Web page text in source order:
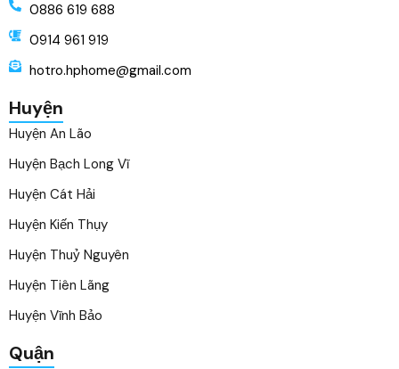
0886 619 688
0914 961 919
hotro.hphome@gmail.com
Huyện
Huyện An Lão
Huyện Bạch Long Vĩ
Huyện Cát Hải
Huyện Kiến Thụy
Huyện Thuỷ Nguyên
Huyện Tiên Lãng
Huyện Vĩnh Bảo
Quận